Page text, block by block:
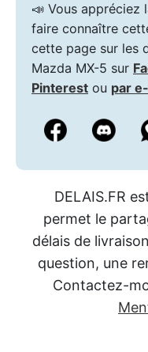
📣 Vous appréciez
faire connaître
cette page sur les
Mazda MX-5 sur
Pinterest ou par
DELAIS.FR
permet le
délais de
question, une
Contactez-